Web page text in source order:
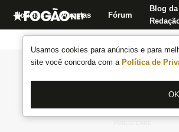
Usamos cookies para anúncios e para
site você concorda com a Política de
OK
Notícias Apostas Fórum
Blog da